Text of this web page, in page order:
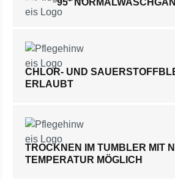
95°
CHLOR- UND
ERLAUBT
TROCKNEN IM TUMBLER MIT
TEMPERATUR MÖGLICH